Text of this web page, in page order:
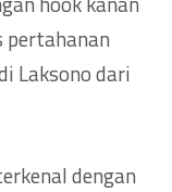
pertahanan
Laksono dari
dengan